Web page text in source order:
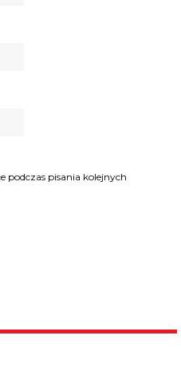
podczas pisania kolejnych